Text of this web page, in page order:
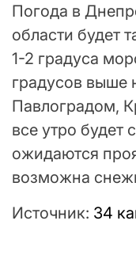
Погода в
области будет
1-2 градуса
градусов выше
Павлоградом,
все утро будет
ожидаются
возможна
Источник: 34